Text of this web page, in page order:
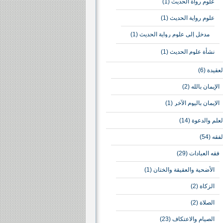
علوم رواة الحديث (1)
علوم رواية الحديث (1)
مدخل إلى علوم رواية الحديث (1)
نشأة علوم الحديث (1)
العقيدة (6)
الإيمان بالله (2)
الإيمان باليوم الآخر (1)
العلم والدعوة (14)
الفقه (54)
فقه العبادات (29)
الأضحية والعقيقة والختان (1)
الزكاة (2)
الصلاة (2)
الصيام والاعتكاف (23)